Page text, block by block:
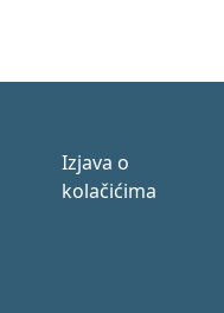
Izjava o
kolačićima